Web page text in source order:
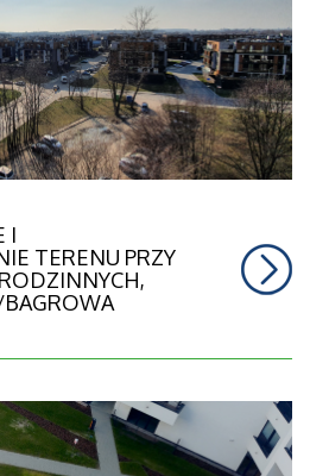
I
TERENU PRZY
BAGROWA